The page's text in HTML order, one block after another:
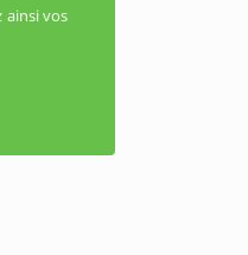
ainsi vos